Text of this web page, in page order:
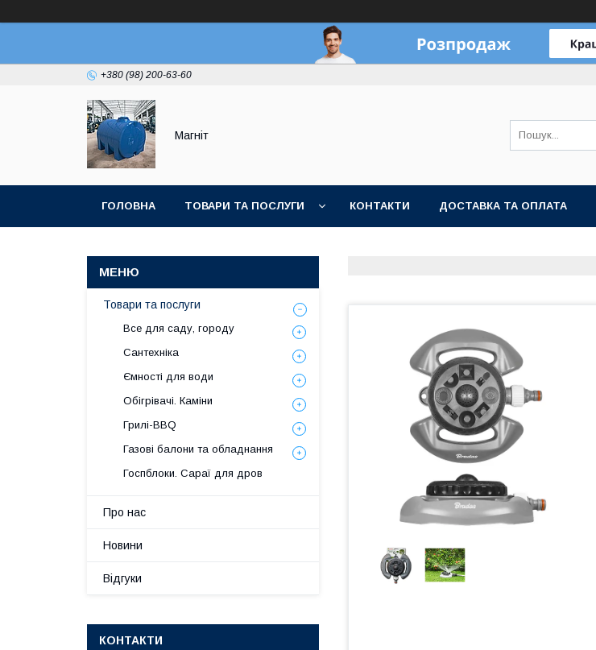
+380 (98) 200-63-60
Магніт
ГОЛОВНА ТОВАРИ ТА ПОСЛУГИ КОНТАКТИ ДОСТАВКА ТА ОПЛАТА
Товари та послуги
Все для саду, городу
Сантехніка
Ємності для води
Обігрівачі. Каміни
Грилі-BBQ
Газові балони та обладнання
Госпблоки. Сараї для дров
Про нас
Новини
Відгуки
КОНТАКТИ